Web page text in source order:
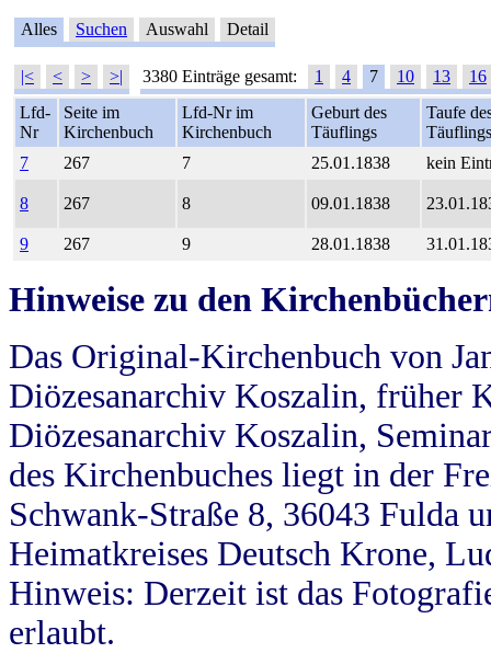
Alles Suchen Auswahl Detail
|< < > >| 3380 Einträge gesamt: 1 4 7 10 13
16
Lfd-
Nr
Seite im
Kirchenbuch
Lfd-Nr im
Kirchenbuch
Geburt des
Täuflings
Taufe
Täuflings
7
267 7 25.01.1838 kein
8 267 8 09.01.1838
9 267 9 28.01.1838
Hinweise zu den
Das Original-Kirchenbuch von
Diözesanarchiv Koszalin, früher
Diözesanarchiv Koszalin,
des Kirchenbuches liegt in der
Schwank-Straße 8, 36043 Fulda
Heimatkreises Deutsch Krone,
Hinweis: Derzeit ist das
erlaubt.